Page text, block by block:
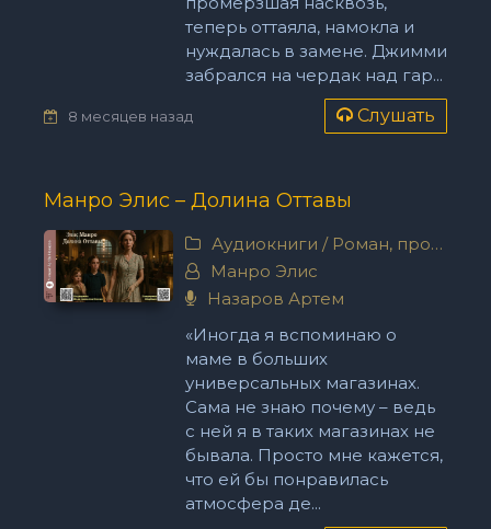
теперь оттаяла, намокла и
нуждалась в замене. Джимми
забрался на чердак над гар...
8 месяцев назад Слушать
Манро Элис – Долина Оттавы
Аудиокниги / Роман, проза
Манро Элис
Назаров Артем
«Иногда я вспоминаю о
маме в больших
универсальных магазинах.
Сама не знаю почему – ведь
с ней я в таких магазинах не
бывала. Просто мне кажется,
что ей бы понравилась
атмосфера де...